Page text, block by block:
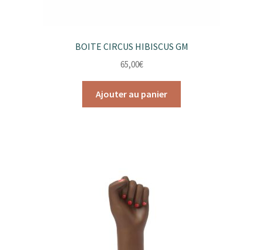
BOITE CIRCUS HIBISCUS GM
65,00€
Ajouter au panier